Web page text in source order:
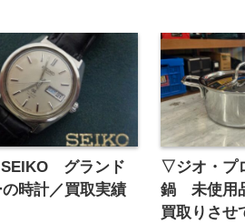
グランド
時計／買取実績
▽ジオ・プ
鍋 未使用
買取りさせ